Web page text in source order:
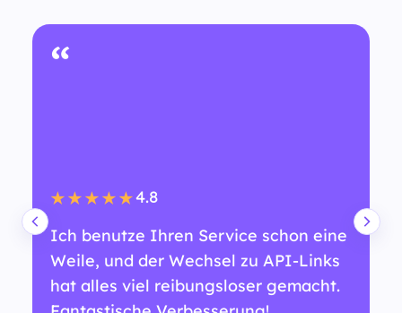
“
★★★★★4.8
Ich benutze Ihren Service schon eine
Weile, und der Wechsel zu API-Links
hat alles viel reibungsloser gemacht.